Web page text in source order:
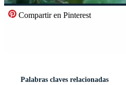
Compartir en Pinterest
Palabras claves relacionadas